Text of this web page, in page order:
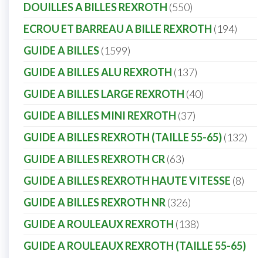
DOUILLES A BILLES REXROTH 550
ECROU ET BARREAU A BILLE REXROTH 194
GUIDE A BILLES 1599
GUIDE A BILLES ALU REXROTH 137
GUIDE A BILLES LARGE REXROTH 40
GUIDE A BILLES MINI REXROTH 37
GUIDE A BILLES REXROTH (TAILLE 55-65) 132
GUIDE A BILLES REXROTH CR 63
GUIDE A BILLES REXROTH HAUTE VITESSE 8
GUIDE A BILLES REXROTH NR 326
GUIDE A ROULEAUX REXROTH 138
GUIDE A ROULEAUX REXROTH (TAILLE 55-65)